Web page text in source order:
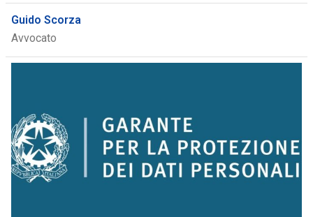
Guido Scorza
Avvocato